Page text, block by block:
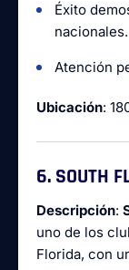
Éxito
nacionales.
Atención
Ubicación:
6. SOUTH
Descripción:
uno de los
Florida, con